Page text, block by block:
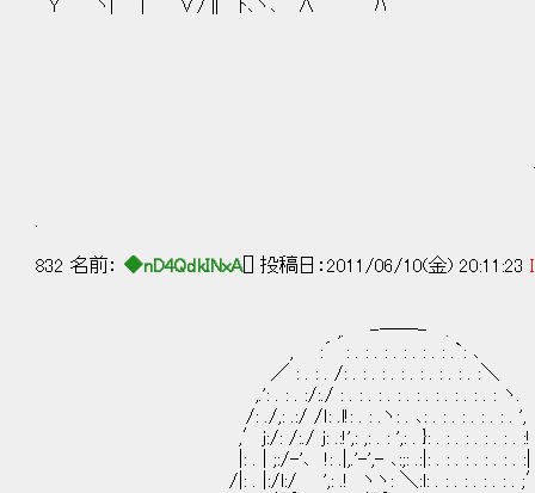
Y´ ヽ| | ∨/∥ ﾄ､ヽ､ ∧ ﾊ
832 名前： ◆nD4QdkINxA[] 投稿日：2011/06/10(金) 20:11:23
,. -――- .
, :´ : . : . : . : . : . : .`: ､
／ : . : . /: . : . : . : . : . : . : . :＼
,.': . : . :/:./ : . : . : . : . : . : . : . : . : ヽ.
/: ./,: .:/ /ｌ: .l!: . : .ヽ: . ､: . : . : . : . : . ',
,′j:/: /:./ j: .:!',: ,: . : ',: . }: . : . : . : . : . :!
|: . | ;:/-'､ !: .|,.'-',- ､:;: .:|: . : . : . : . : . :|
/|: . |:/l:/ ',: .! ヽヽ: ＼:l: . : . : . : . : .